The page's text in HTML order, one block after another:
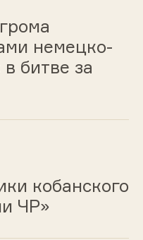
немецко-
битве за
кобанского
ЧР»